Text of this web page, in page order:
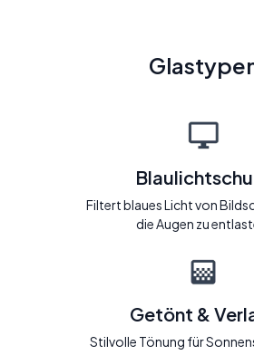
Filtert blaues Licht von
die Augen zu
Getönt &
Stilvolle Tönung für